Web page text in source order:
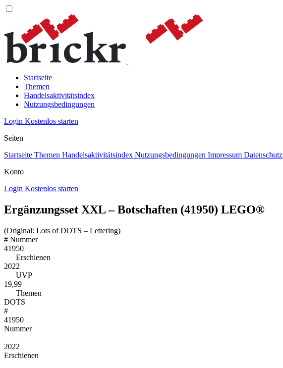
Startseite
Themen
Handelsaktivitätsindex
Nutzungsbedingungen
Login Kostenlos starten
Seiten
Startseite Themen Handelsaktivitätsindex Nutzungsbedingungen Impressum Datenschutz
Konto
Login Kostenlos starten
Ergänzungsset XXL – Botschaften (41950) LEGO®
(Original: Lots of DOTS – Lettering)
# Nummer
41950
Erschienen
2022
UVP
19,99
Themen
DOTS
#
41950
Nummer
2022
Erschienen